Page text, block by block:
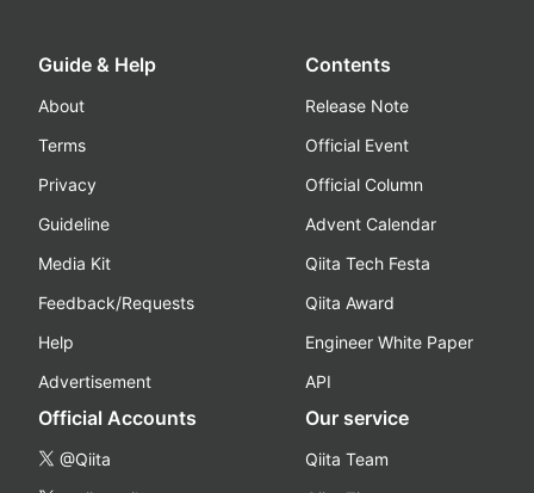
Guide & Help
About
Terms
Privacy
Guideline
Media Kit
Feedback/Requests
Help
Advertisement
Contents
Release Note
Official Event
Official Column
Advent Calendar
Qiita Tech Festa
Qiita Award
Engineer White Paper
API
Official Accounts
@Qiita
Our service
Qiita Team